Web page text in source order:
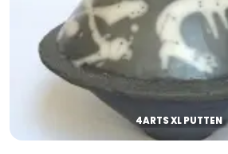
4ARTS XL PUTTEN